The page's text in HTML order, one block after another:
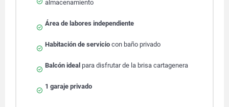
almacenamiento
Área de labores independiente
Habitación de servicio con baño privado
Balcón ideal para disfrutar de la brisa cartagenera
1 garaje privado